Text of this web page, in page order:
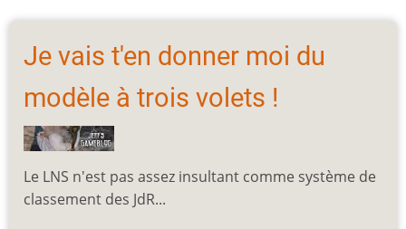
Je vais t'en donner moi du
modèle à trois volets !
Le LNS n'est pas assez insultant comme système de
classement des JdR...